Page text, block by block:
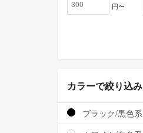
円〜
カラーで絞り込み
ブラック/黒色系